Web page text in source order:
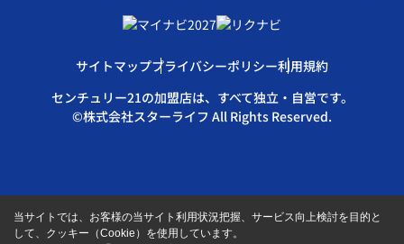
サイトマッププライバシーポリシー利用規約
センチュリー21の加盟店は、すべて独立・自営です。
©株式会社スターライフ All Rights Reserved.
当サイトでは、お客様の当サイト利用状況把握、サービス向上検討を目的と
して、クッキー（Cookie）を使用しています。